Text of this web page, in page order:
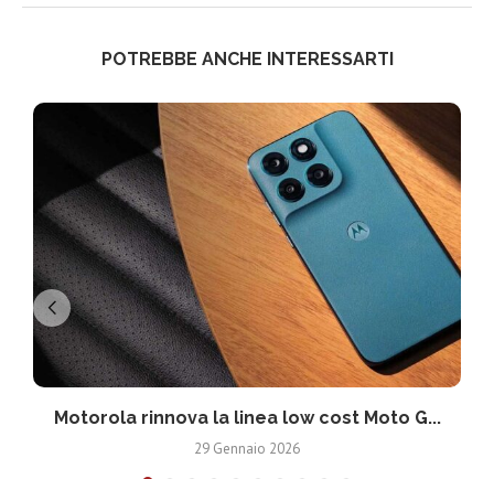
POTREBBE ANCHE INTERESSARTI
Motorola rinnova la linea low cost Moto G...
29 Gennaio 2026